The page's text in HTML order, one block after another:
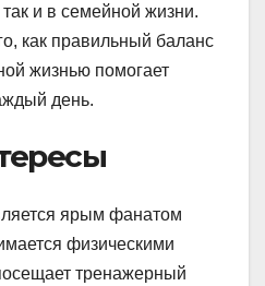
и в семейной жизни.
как правильный баланс
жизнью помогает
день.
ярым фанатом
физическими
тренажерный